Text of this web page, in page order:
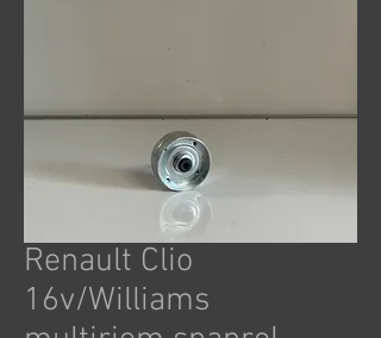
Renault Clio
16v/Williams